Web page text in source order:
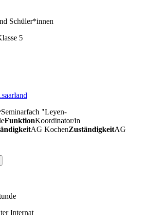
Schüler*innen
5
Seminarfach "Leyen-
FunktionKoordinator/in
AG KochenZuständigkeitAG
Internat